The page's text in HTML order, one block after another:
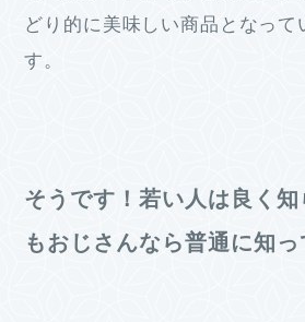
どり的に美味しい商品となって
す。
そうです！若い人は良く
もおじさんなら普通に知っ